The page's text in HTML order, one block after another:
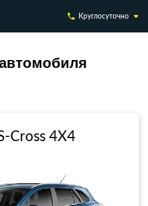
Круглосуточно
Cross 4X4